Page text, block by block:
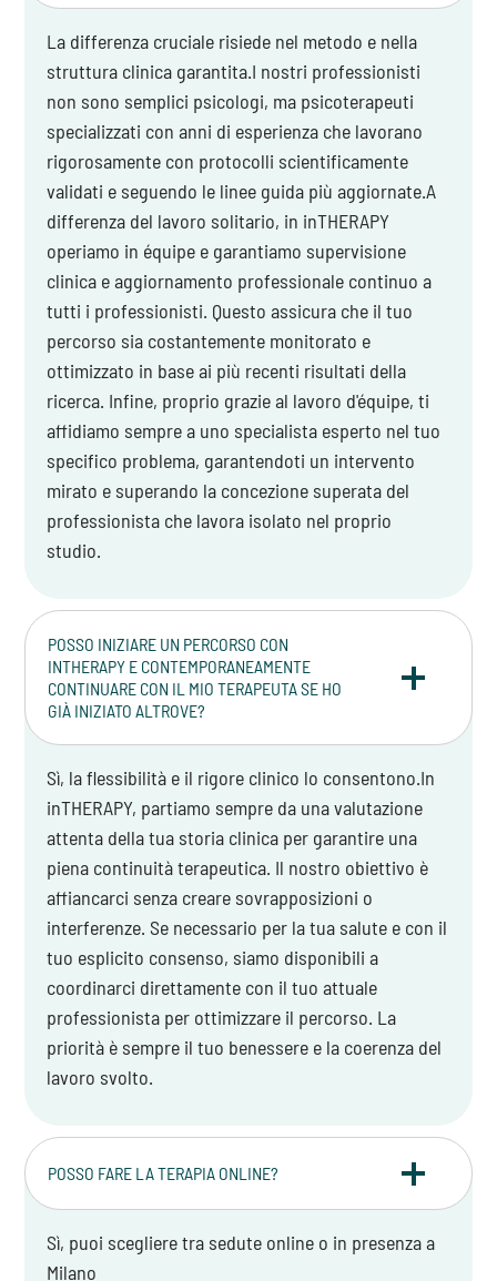
La differenza cruciale risiede nel metodo e nella
struttura clinica garantita.I nostri professionisti
non sono semplici psicologi, ma psicoterapeuti
specializzati con anni di esperienza che lavorano
rigorosamente con protocolli scientificamente
validati e seguendo le linee guida più aggiornate.A
differenza del lavoro solitario, in inTHERAPY
operiamo in équipe e garantiamo supervisione
clinica e aggiornamento professionale continuo a
tutti i professionisti. Questo assicura che il tuo
percorso sia costantemente monitorato e
ottimizzato in base ai più recenti risultati della
ricerca. Infine, proprio grazie al lavoro d'équipe, ti
affidiamo sempre a uno specialista esperto nel tuo
specifico problema, garantendoti un intervento
mirato e superando la concezione superata del
professionista che lavora isolato nel proprio
studio.
POSSO INIZIARE UN PERCORSO CON
INTHERAPY E CONTEMPORANEAMENTE
CONTINUARE CON IL MIO TERAPEUTA SE HO
GIÀ INIZIATO ALTROVE?
Sì, la flessibilità e il rigore clinico lo consentono.In
inTHERAPY, partiamo sempre da una valutazione
attenta della tua storia clinica per garantire una
piena continuità terapeutica. Il nostro obiettivo è
affiancarci senza creare sovrapposizioni o
interferenze. Se necessario per la tua salute e con il
tuo esplicito consenso, siamo disponibili a
coordinarci direttamente con il tuo attuale
professionista per ottimizzare il percorso. La
priorità è sempre il tuo benessere e la coerenza del
lavoro svolto.
POSSO FARE LA TERAPIA ONLINE?
Sì, puoi scegliere tra sedute online o in presenza a
Milano